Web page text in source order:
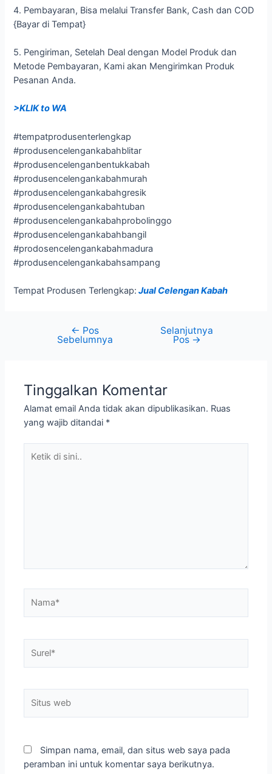
4. Pembayaran, Bisa melalui Transfer Bank, Cash dan COD
{Bayar di Tempat}
5. Pengiriman, Setelah Deal dengan Model Produk dan
Metode Pembayaran, Kami akan Mengirimkan Produk
Pesanan Anda.
>KLIK to WA
#tempatprodusenterlengkap
#produsencelengankabahblitar
#produsencelenganbentukkabah
#produsencelengankabahmurah
#produsencelengankabahgresik
#produsencelengankabahtuban
#produsencelengankabahprobolinggo
#produsencelengankabahbangil
#prodosencelengankabahmadura
#produsencelengankabahsampang
Tempat Produsen Terlengkap: Jual Celengan Kabah
← Pos
Sebelumnya
Selanjutnya
Pos →
Tinggalkan Komentar
Alamat email Anda tidak akan dipublikasikan. Ruas
yang wajib ditandai *
web
Simpan nama, email, dan situs web saya pada
peramban ini untuk komentar saya berikutnya.